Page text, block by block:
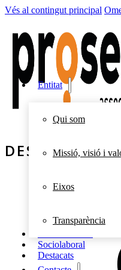
Vés al contingut principal
Entitat
Qui som
Missió, visió i
Eixos
Transparència
Sociolaboral
Destacats
DESTACATS